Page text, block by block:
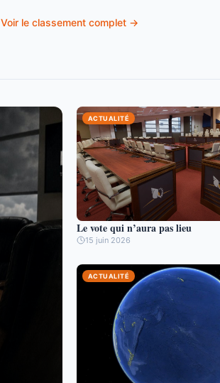
Voir le classement complet →
ACTUALITÉ
Le vote qui n’aura pas lieu
15 juin 2026
ACTUALITÉ